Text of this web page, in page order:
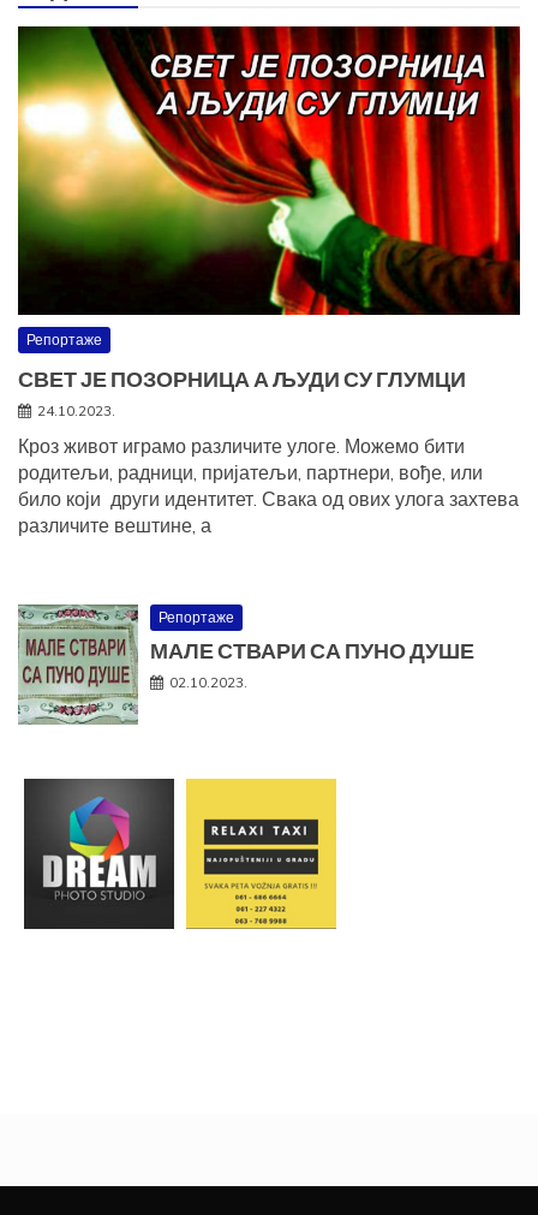
Репортаже
СВЕТ ЈЕ ПОЗОРНИЦА А ЉУДИ СУ ГЛУМЦИ
24.10.2023.
Кроз живот играмо различите улоге. Можемо бити
родитељи, радници, пријатељи, партнери, вође, или
било који други идентитет. Свака од ових улога захтева
различите вештине, а
Репортаже
МАЛЕ СТВАРИ СА ПУНО ДУШЕ
02.10.2023.